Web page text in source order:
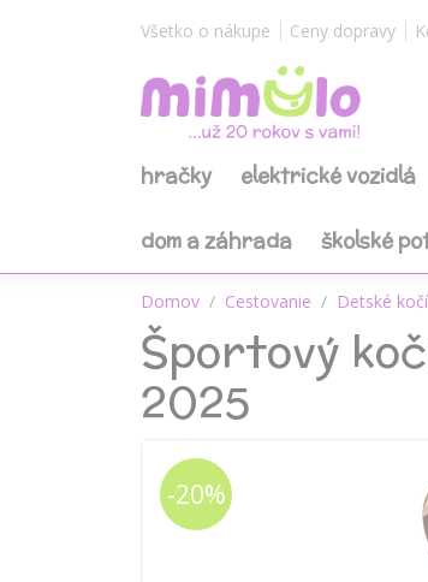
Všetko o nákupe Ceny dopravy
hračky elektrické vozidlá
dom a záhrada školské
Domov Cestovanie Detské
Športový
2025
-20%